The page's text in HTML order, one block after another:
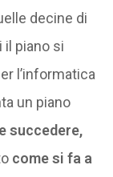
decine di
il piano si
l’informatica
un piano
succedere,
come si fa a